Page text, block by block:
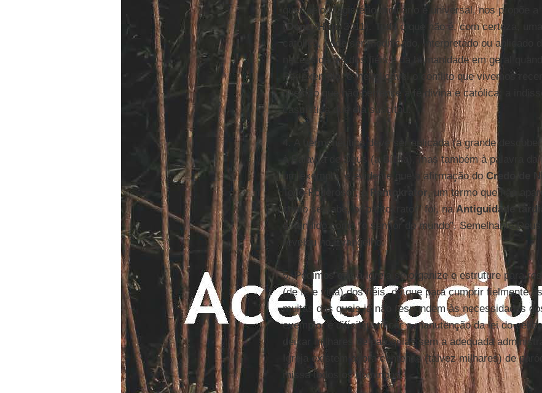
quer pelo Magistério ordinário e universal, nos propõe
(Denz.-Hün , 3011). Tudo o que não é, com certeza,
católica, pode ser modificado, interpretado ou aplicado
necessidades dos fiéis e da humanidade em geral
Por exemplo, é inexplicável o conflito que vivemos
questão que não pertence à fé divina e católica: a
casuística que ela suscitou.
4. A hermenêutica deve ser aplicada (a grande
à Palavra de Deus (a Bíblia), mas também à palavra
um exemplo, é evidente que a afirmação doCredo de
Todo-Poderoso”, o Pantokrator, um termo que não
como se sabe, o “pantokrator” foi, naAntiguidade tardia
entendido como “o senhor do mundo”. Semelhante
revelou no Evangelho.
5. Pedimos que a Igreja se organize e estruture para
(de fé e vida) dos fiéis, do que para cumprir fielmente
muitas das quais já não respondem às necessidades
exemplo, é difícil justificar a manutenção da lei do
deixar milhares de paróquias sem a adequada
Igreja existem agora centenas (talvez milhares) de
missa todos os domingos.